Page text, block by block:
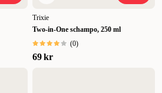
Trixie
Two-in-One schampo, 250 ml
(0)
69 kr